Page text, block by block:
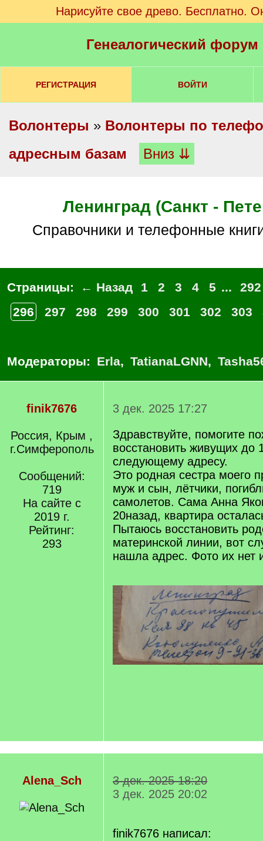
Нарисуйте свое древо. Бесплатно.
Генеалогический
РЕГИСТРАЦИЯ ВОЙТИ
Волонтеры » Волонтеры по
адресным базам
Вниз ⇊
Ленинград (Санкт -
Справочники и телефонные
Страницы: ← Назад 1 2 3 4 5 ...
292
296
297 298 299 300 301 302 303
Модераторы: Erla, TatianaLGNN,
finik7676
Россия, Крым ,
г.Симферополь
Сообщений:
719
На сайте с
2019 г.
Рейтинг:
293
3 дек. 2025 17:27
Здравствуйте, помогите
восстановить живущих до
следующему адресу.
Это родная сестра моего
муж и сын, лётчики,
самолетов. Сама Анна
20назад, квартира
Пытаюсь восстановить
материнской линии, вот
нашла адрес. Фото их нет
Alena_Sch
3 дек. 2025 18:20
3 дек. 2025 20:02
finik7676 написал: